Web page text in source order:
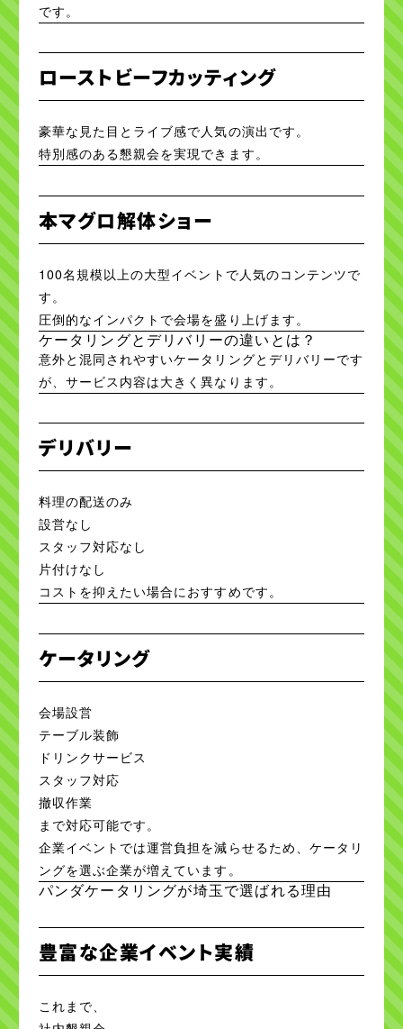
です。
ローストビーフカッティング
豪華な見た目とライブ感で人気の演出です。
特別感のある懇親会を実現できます。
本マグロ解体ショー
100名規模以上の大型イベントで人気のコンテンツで
す。
圧倒的なインパクトで会場を盛り上げます。
ケータリングとデリバリーの違いとは？
意外と混同されやすいケータリングとデリバリーです
が、サービス内容は大きく異なります。
デリバリー
料理の配送のみ
設営なし
スタッフ対応なし
片付けなし
コストを抑えたい場合におすすめです。
ケータリング
会場設営
テーブル装飾
ドリンクサービス
スタッフ対応
撤収作業
まで対応可能です。
企業イベントでは運営負担を減らせるため、ケータリ
ングを選ぶ企業が増えています。
パンダケータリングが埼玉で選ばれる理由
豊富な企業イベント実績
これまで、